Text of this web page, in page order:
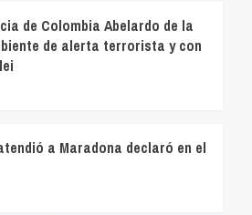
de Colombia Abelardo de la
de alerta terrorista y con
a Maradona declaró en el